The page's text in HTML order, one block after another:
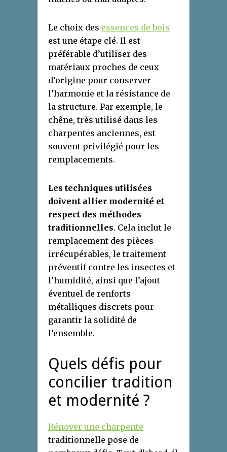
Le choix des essences de bois
est une étape clé. Il est
préférable d’utiliser des
matériaux proches de ceux
d’origine pour conserver
l’harmonie et la résistance de
la structure. Par exemple, le
chêne, très utilisé dans les
charpentes anciennes, est
souvent privilégié pour les
remplacements.
Les techniques utilisées
doivent allier modernité et
respect des méthodes
traditionnelles. Cela inclut le
remplacement des pièces
irrécupérables, le traitement
préventif contre les insectes et
l’humidité, ainsi que l’ajout
éventuel de renforts
métalliques discrets pour
garantir la solidité de
l’ensemble.
Quels défis pour
concilier tradition
et modernité ?
Rénover une charpente
traditionnelle pose de